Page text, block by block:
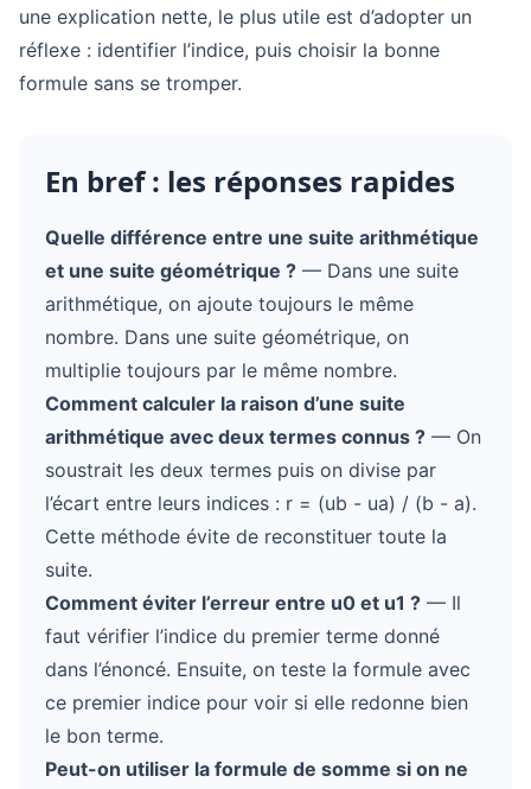
une explication nette, le plus utile est d’adopter un
réflexe : identifier l’indice, puis choisir la bonne
formule sans se tromper.
En bref : les réponses rapides
Quelle différence entre une suite arithmétique
et une suite géométrique ? — Dans une suite
arithmétique, on ajoute toujours le même
nombre. Dans une suite géométrique, on
multiplie toujours par le même nombre.
Comment calculer la raison d’une suite
arithmétique avec deux termes connus ? — On
soustrait les deux termes puis on divise par
l’écart entre leurs indices : r = (ub - ua) / (b - a).
Cette méthode évite de reconstituer toute la
suite.
Comment éviter l’erreur entre u0 et u1 ? — Il
faut vérifier l’indice du premier terme donné
dans l’énoncé. Ensuite, on teste la formule avec
ce premier indice pour voir si elle redonne bien
le bon terme.
Peut-on utiliser la formule de somme si on ne